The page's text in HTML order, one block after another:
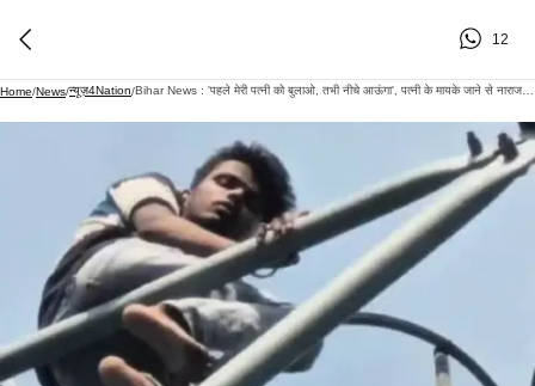
12
Home/News/न्यूज़4Nation/